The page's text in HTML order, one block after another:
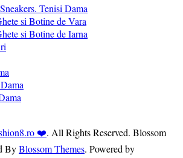
Tenisi Dama
si Botine de Vara
si Botine de Iarna
❤️. All Rights Reserved. Blossom
ByBlossom Themes. Powered by